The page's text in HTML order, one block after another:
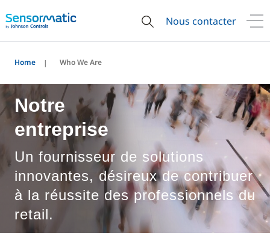
Nous contacter
Home Who We Are
Notre
entreprise
Un fournisseur de solutions
innovantes, désireux de contribuer
à la réussite des professionnels du
retail.